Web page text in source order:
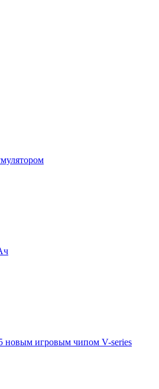
новым игровым чипом V-series